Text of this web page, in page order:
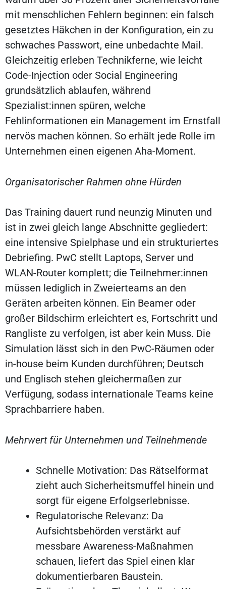
mit menschlichen Fehlern beginnen: ein falsch
gesetztes Häkchen in der Konfiguration, ein zu
schwaches Passwort, eine unbedachte Mail.
Gleichzeitig erleben Technikferne, wie leicht
Code-Injection oder Social Engineering
grundsätzlich ablaufen, während
Spezialist:innen spüren, welche
Fehlinformationen ein Management im Ernstfall
nervös machen können. So erhält jede Rolle im
Unternehmen einen eigenen Aha-Moment.
Organisatorischer Rahmen ohne Hürden
Das Training dauert rund neunzig Minuten und
ist in zwei gleich lange Abschnitte gegliedert:
eine intensive Spielphase und ein strukturiertes
Debriefing. PwC stellt Laptops, Server und
WLAN-Router komplett; die Teilnehmer:innen
müssen lediglich in Zweier­teams an den
Geräten arbeiten können. Ein Beamer oder
großer Bildschirm erleichtert es, Fortschritt und
Rangliste zu verfolgen, ist aber kein Muss. Die
Simulation lässt sich in den PwC-Räumen oder
in-house beim Kunden durchführen; Deutsch
und Englisch stehen gleichermaßen zur
Verfügung, sodass internationale Teams keine
Sprachbarriere haben.
Mehrwert für Unternehmen und Teilnehmende
Schnelle Motivation: Das Rätsel­format
zieht auch Sicherheits­muffel hinein und
sorgt für eigene Erfolgserlebnisse.
Regulatorische Relevanz: Da
Aufsichtsbehörden verstärkt auf
messbare Awareness-Maßnahmen
schauen, liefert das Spiel einen klar
dokumentierbaren Baustein.